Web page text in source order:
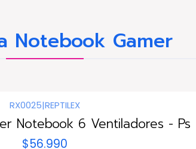
Notebook Gamer
RX0025|REPTILEX
Notebook 6 Ventiladores - Ps
$56.990